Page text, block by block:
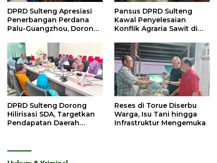
DPRD Sulteng Apresiasi
Penerbangan Perdana
Palu-Guangzhou, Dorong
Pansus DPRD Sulteng
Kawal Penyelesaian
Konflik Agraria Sawit di
DPRD Sulteng Dorong
Hilirisasi SDA, Targetkan
Pendapatan Daerah
Reses di Torue Diserbu
Warga, Isu Tani hingga
Infrastruktur Mengemuka